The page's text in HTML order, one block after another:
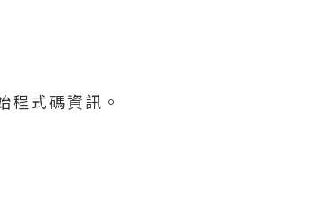
程式碼資訊。